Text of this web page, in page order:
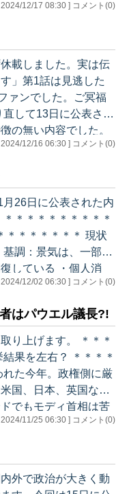
ました。企業の物価
だ、来年に関し再利
れると、円安に振れ
国民民主の間に大き
2024/12/17 08:30 ] コメント(0)
載しました。実は伝
」第1話は見逃した
ァンでした。ご冥福
の無い内容でした。
業況感やや改善 ＊＊＊
とゼロ、マイナス幅
の仕入価格・販売価
（全社「悪い」と回
）の間で数字が動
2024/12/16 06:30 ] コメント(0)
26日に公表された内
＊＊＊＊＊ 現状
している ・個人消
ち直しの動きがみら
公共投資：底堅く推
っている 細かく
し」の前に置かれて
共投資は「堅調に」
2024/12/02 06:30 ] コメント(0)
はパウエル議長?!
げます。 ＊＊＊
果を左右？ ＊＊＊＊
国、日本、英国など
でもモディ首相は苦
とすれば、何か共通
有力候補が「インフ
くそうですし、日本
2024/11/25 06:30 ] コメント(0)
外で政治が大きく動